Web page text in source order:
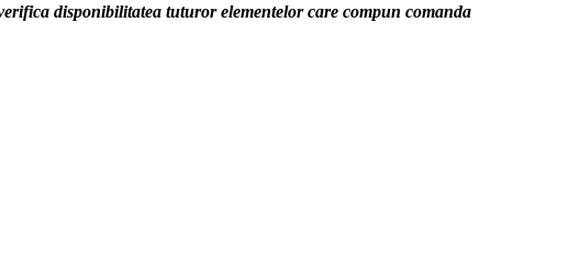
disponibilitatea tuturor elementelor care compun comanda